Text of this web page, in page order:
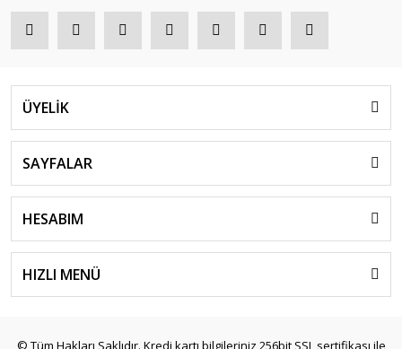
ÜYELİK
SAYFALAR
HESABIM
HIZLI MENÜ
© Tüm Hakları Saklıdır. Kredi kartı bilgileriniz 256bit SSL sertifikası ile